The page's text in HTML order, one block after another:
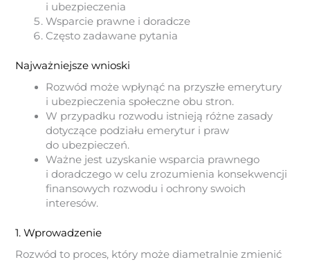
i ubezpieczenia
Wsparcie prawne i doradcze
Często zadawane pytania
Najważniejsze wnioski
Rozwód może wpłynąć na przyszłe emerytury
i ubezpieczenia społeczne obu stron.
W przypadku rozwodu istnieją różne zasady
dotyczące podziału emerytur i praw
do ubezpieczeń.
Ważne jest uzyskanie wsparcia prawnego
i doradczego w celu zrozumienia konsekwencji
finansowych rozwodu i ochrony swoich
interesów.
1. Wprowadzenie
Rozwód to proces, który może diametralnie zmienić